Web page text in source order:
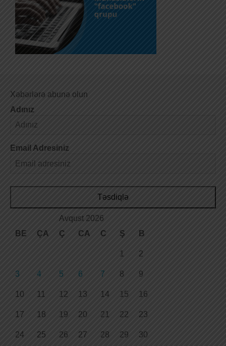
Xəbərlərə abunə olun
Adınız
Email Adresiniz
Təsdiqlə
Avqust 2026
BE
ÇA Ç CA C Ş B
1 2
3 4 5 6 7 8 9
10 11 12 13 14 15 16
17 18 19 20 21 22 23
24 25 26 27 28 29 30